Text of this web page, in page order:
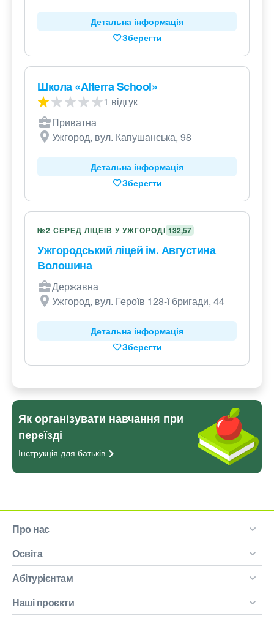
Детальна інформація
Зберегти
Школа «Alterra School»
1 відгук
Приватна
Ужгород, вул. Капушанська, 98
Детальна інформація
Зберегти
№2 СЕРЕД ЛІЦЕЇВ У УЖГОРОДІ 132,57
Ужгородський ліцей ім. Августина
Волошина
Державна
Ужгород, вул. Героїв 128-ї бригади, 44
Детальна інформація
Зберегти
Як організувати навчання при
переїзді
Інструкція для батьків
Про нас
Освіта
Абітурієнтам
Наші проєкти